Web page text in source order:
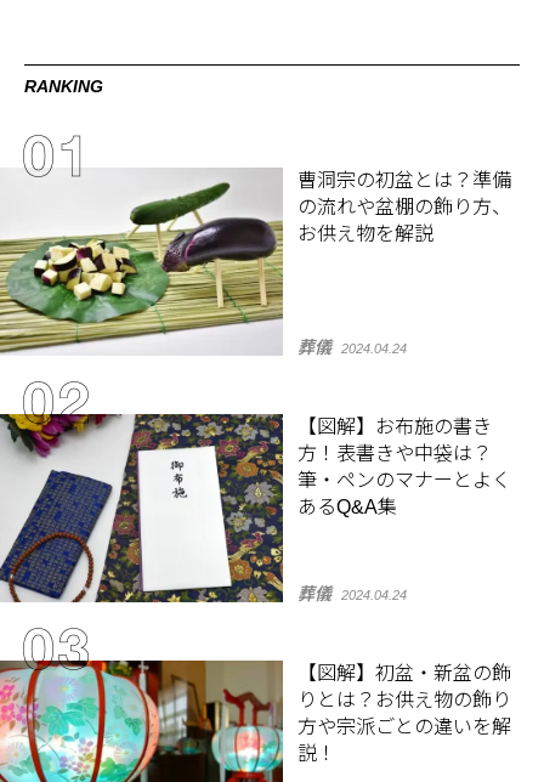
RANKING
曹洞宗の初盆とは？準備
の流れや盆棚の飾り方、
お供え物を解説
葬儀 2024.04.24
【図解】お布施の書き
方！表書きや中袋は？
筆・ペンのマナーとよく
あるQ&A集
葬儀 2024.04.24
【図解】初盆・新盆の飾
りとは？お供え物の飾り
方や宗派ごとの違いを解
説！